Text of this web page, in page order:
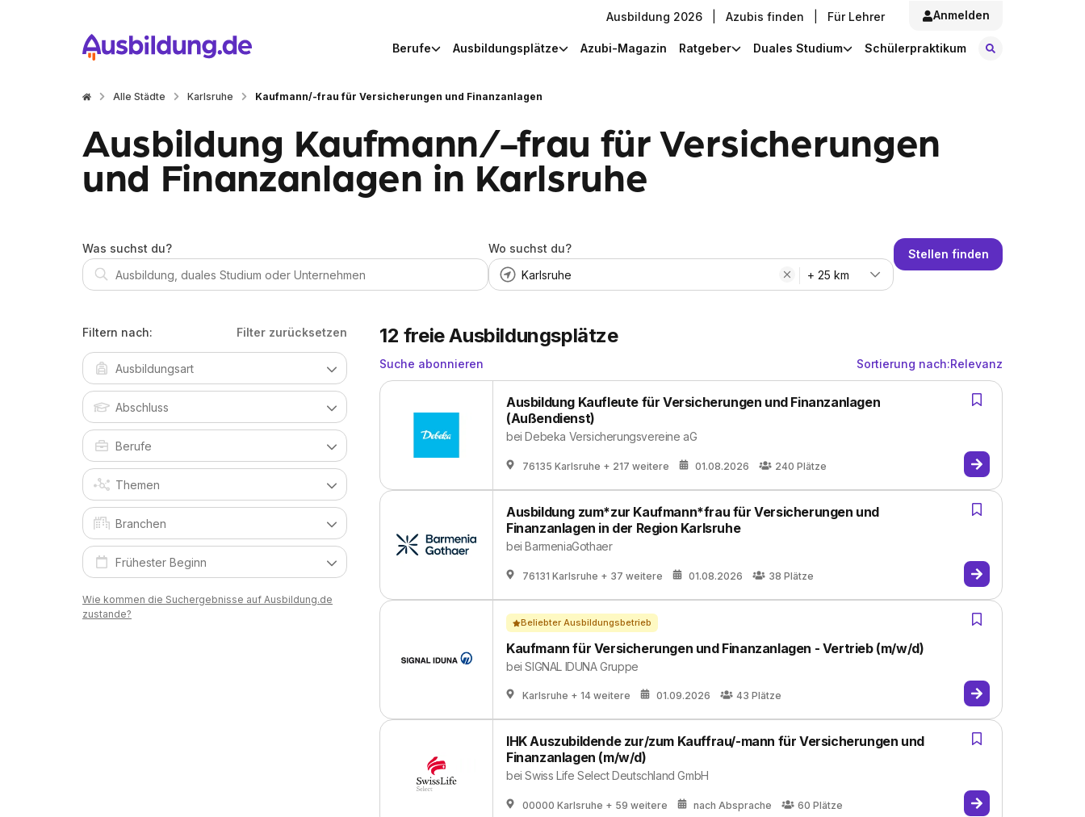
Ausbildung 2026 Azubis finden Für Lehrer Anmelden
Berufe Ausbildungsplätze Azubi-Magazin Ratgeber Duales Studium Schülerpraktikum
Alle Städte Karlsruhe Kaufmann/-frau für Versicherungen und Finanzanlagen
Ausbildung Kaufmann/-frau für Versicherungen
und Finanzanlagen in Karlsruhe
Was suchst du?
Wo suchst du?
+ 25 km
Stellen finden
Filtern nach: Filter zurücksetzen
Wie kommen die Suchergebnisse auf Ausbildung.de
zustande?
12 freie Ausbildungsplätze
Suche abonnieren Sortierung nach:Relevanz
Ausbildung Kaufleute für Versicherungen und Finanzanlagen
(Außendienst)
beiDebeka Versicherungsvereine aG
76135 Karlsruhe + 217 weitere 01.08.2026 240 Plätze
Ausbildung zum*zur Kaufmann*frau für Versicherungen und
Finanzanlagen in der Region Karlsruhe
beiBarmeniaGothaer
76131 Karlsruhe + 37 weitere 01.08.2026 38 Plätze
Kaufmann für Versicherungen und Finanzanlagen - Vertrieb (m/w/d)
beiSIGNAL IDUNA Gruppe
Karlsruhe + 14 weitere 01.09.2026 43 Plätze
Beliebter Ausbildungsbetrieb
IHK Auszubildende zur/zum Kauffrau/-mann für Versicherungen und
Finanzanlagen (m/w/d)
beiSwiss Life Select Deutschland GmbH
00000 Karlsruhe + 59 weitere nach Absprache 60 Plätze